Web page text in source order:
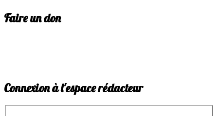
Faire un don
Connexion à l'espace rédacteur